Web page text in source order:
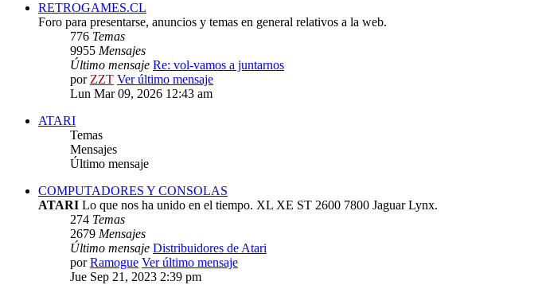
RETROGAMES.CL
Foro para presentarse, anuncios y temas en general relativos a la web.
776 Temas
9955 Mensajes
Último mensaje Re: vol-vamos a juntarnos
porZZT Ver último mensaje
Lun Mar 09, 2026 12:43 am
ATARI
Temas
Mensajes
Último mensaje
COMPUTADORES Y CONSOLAS
ATARI Lo que nos ha unido en el tiempo. XL XE ST 2600 7800 Jaguar Lynx.
274 Temas
2679 Mensajes
Último mensaje Distribuidores de Atari
porRamogue Ver último mensaje
Jue Sep 21, 2023 2:39 pm